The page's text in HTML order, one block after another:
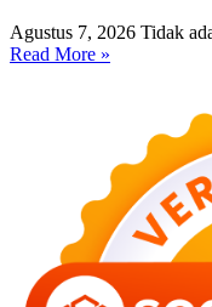
Agustus 7, 2026 Tidak
Read More »